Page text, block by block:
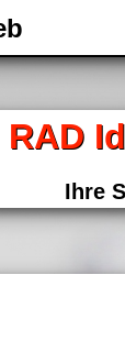
RAD
Ihre